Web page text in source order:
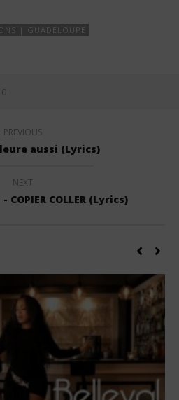
| GUADELOUPE
0
PREVIOUS
aussi (Lyrics)
NEXT
COLLER (Lyrics)